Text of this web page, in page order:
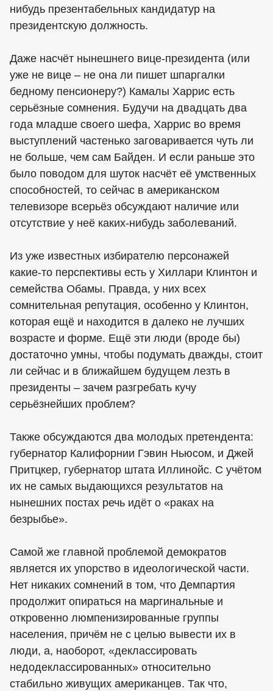
нибудь презентабельных кандидатур на
президентскую должность.
Даже насчёт нынешнего вице-президента (или
уже не вице – не она ли пишет шпаргалки
бедному пенсионеру?) Камалы Харрис есть
серьёзные сомнения. Будучи на двадцать два
года младше своего шефа, Харрис во время
выступлений частенько заговаривается чуть ли
не больше, чем сам Байден. И если раньше это
было поводом для шуток насчёт её умственных
способностей, то сейчас в американском
телевизоре всерьёз обсуждают наличие или
отсутствие у неё каких-нибудь заболеваний.
Из уже известных избирателю персонажей
какие-то перспективы есть у Хиллари Клинтон и
семейства Обамы. Правда, у них всех
сомнительная репутация, особенно у Клинтон,
которая ещё и находится в далеко не лучших
возрасте и форме. Ещё эти люди (вроде бы)
достаточно умны, чтобы подумать дважды, стоит
ли сейчас и в ближайшем будущем лезть в
президенты – зачем разгребать кучу
серьёзнейших проблем?
Также обсуждаются два молодых претендента:
губернатор Калифорнии Гэвин Ньюсом, и Джей
Притцкер, губернатор штата Иллинойс. С учётом
их не самых выдающихся результатов на
нынешних постах речь идёт о «раках на
безрыбье».
Самой же главной проблемой демократов
является их упорство в идеологической части.
Нет никаких сомнений в том, что Демпартия
продолжит опираться на маргинальные и
откровенно люмпенизированные группы
населения, причём не с целью вывести их в
люди, а, наоборот, «деклассировать
недодеклассированных» относительно
стабильно живущих американцев. Так что,